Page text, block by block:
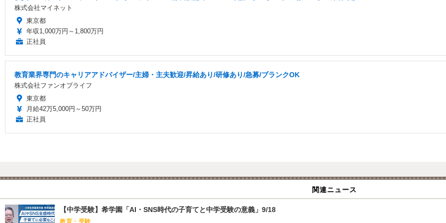
株式会社マイネット
東京都
年収1,000万円～1,800万円
正社員
教育業界専門のキャリアアドバイザー/主婦・主夫歓迎/昇給あり/研修あり/急募/ブランクOK
株式会社ファンオブライフ
東京都
月給42万5,000円～50万円
正社員
関連ニュース
【中学受験】希学園「AI・SNS時代の子育てと中学受験の意義」9/18